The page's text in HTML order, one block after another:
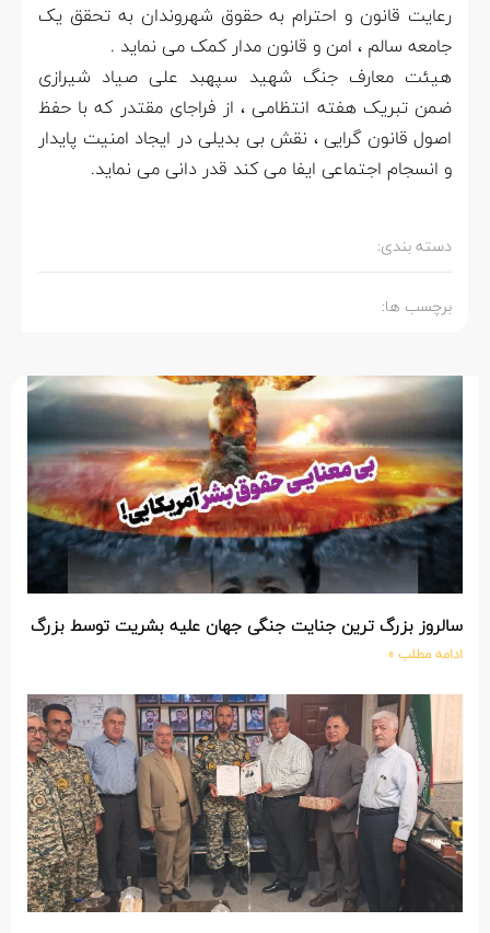
رعایت قانون و احترام به حقوق شهروندان به تحقق یک
جامعه سالم ، امن و قانون مدار کمک می نماید .
هیئت معارف جنگ شهید سپهبد علی صیاد شیرازی
ضمن تبریک هفته انتظامی ، از فراجای مقتدر که با حفظ
اصول قانون گرایی ، نقش بی بدیلی در ایجاد امنیت پایدار
و انسجام اجتماعی ایفا می کند قدر دانی می نماید.
دسته بندی:
برچسب ها:
سالروز بزرگ ترین جنایت جنگی جهان علیه بشریت توسط بزرگ
ادامه مطلب »